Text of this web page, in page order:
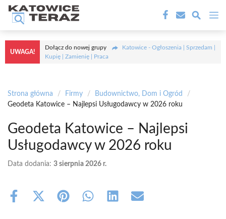
Przejdź
treści
UWAGA!
Dołącz do nowej grupy
Katowice - Ogłoszenia | Sprzedam |
Kupię | Zamienię | Praca
Strona główna / Firmy / Budownictwo, Dom i Ogród
/
Geodeta Katowice – Najlepsi Usługodawcy w 2026 roku
Geodeta Katowice – Najlepsi
Usługodawcy w 2026 roku
Data dodania: 3 sierpnia 2026 r.
Share
Share Share Share Share Share